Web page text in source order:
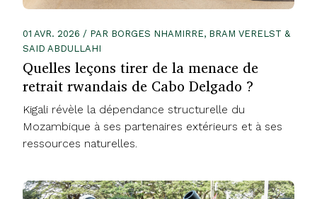
01 AVR. 2026 / PAR BORGES NHAMIRRE, BRAM VERELST &
SAID ABDULLAHI
Quelles leçons tirer de la menace de
retrait rwandais de Cabo Delgado ?
Kigali révèle la dépendance structurelle du
Mozambique à ses partenaires extérieurs et à ses
ressources naturelles.